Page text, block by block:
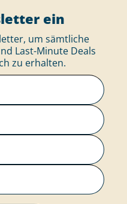
ein
um sämtliche
Last-Minute Deals
zu erhalten.